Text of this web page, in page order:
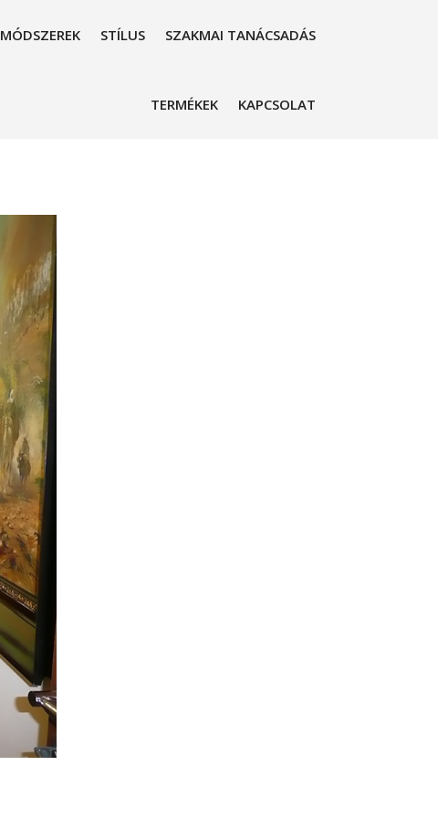
MÓDSZEREK STÍLUS SZAKMAI TANÁCSADÁS
TERMÉKEK KAPCSOLAT